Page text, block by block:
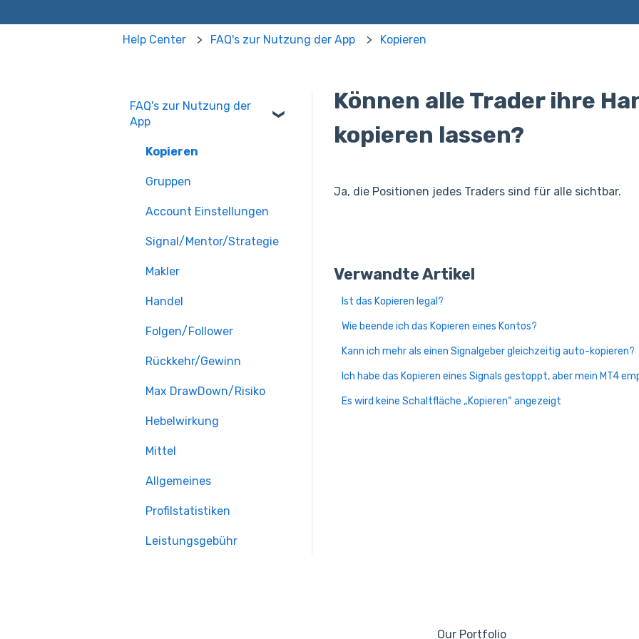
Help Center FAQ's zur Nutzung der App Kopieren
Können alle Trader ihre
kopieren lassen?
Ja, die Positionen jedes Traders sind für alle sichtbar.
Verwandte Artikel
Ist das Kopieren legal?
Wie beende ich das Kopieren eines Kontos?
Kann ich mehr als einen Signalgeber gleichzeitig auto-kopieren?
Ich habe das Kopieren eines Signals gestoppt, aber mein MT4
Es wird keine Schaltfläche „Kopieren“ angezeigt
FAQ's zur Nutzung der
App
Kopieren
Gruppen
Account Einstellungen
Signal/Mentor/Strategie
Makler
Handel
Folgen/Follower
Rückkehr/Gewinn
Max DrawDown/Risiko
Hebelwirkung
Mittel
Allgemeines
Profilstatistiken
Leistungsgebühr
Our Portfolio